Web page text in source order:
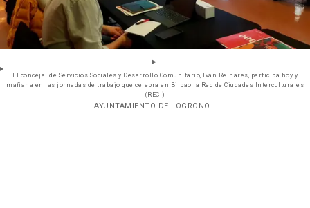
El concejal de Servicios Sociales y Desarrollo Comunitario, Iván Reinares, participa hoy y
mañana en las jornadas de trabajo que celebra en Bilbao la Red de Ciudades Interculturales
(RECI)
- AYUNTAMIENTO DE LOGROÑO